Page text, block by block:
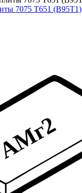
7075 Т651 (В95Т1)